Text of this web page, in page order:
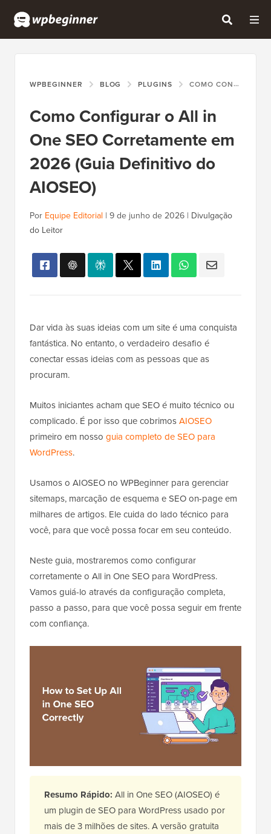
WPBEGINNER BLOG PLUGINS COMO CONFIGURAR O ALL IN ONE SEO CORRETAMENTE EM 2026 (GUIA DEFINITIVO DO AIOSEO)
Como Configurar o All in
One SEO Corretamente em
2026 (Guia Definitivo do
AIOSEO)
Por Equipe Editorial | 9 de junho de 2026 | Divulgação
do Leitor
Dar vida às suas ideias com um site é uma conquista
fantástica. No entanto, o verdadeiro desafio é
conectar essas ideias com as pessoas que as
procuram.
Muitos iniciantes acham que SEO é muito técnico ou
complicado. É por isso que cobrimosAIOSEO
primeiro em nosso guia completo de SEO para
WordPress.
Usamos o AIOSEO no WPBeginner para gerenciar
sitemaps, marcação de esquema e SEO on-page em
milhares de artigos. Ele cuida do lado técnico para
você, para que você possa focar em seu conteúdo.
Neste guia, mostraremos como configurar
corretamente o All in One SEO para WordPress.
Vamos guiá-lo através da configuração completa,
passo a passo, para que você possa seguir em frente
com confiança.
Resumo Rápido: All in One SEO (AIOSEO) é
um plugin de SEO para WordPress usado por
mais de 3 milhões de sites. A versão gratuita